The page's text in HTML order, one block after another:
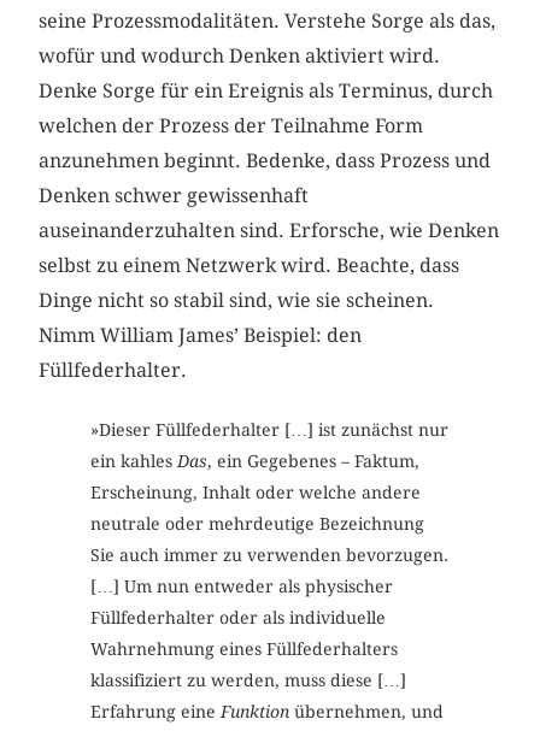
seine Prozessmodalitäten. Verstehe Sorge als das,
wofür und wodurch Denken aktiviert wird.
Denke Sorge für ein Ereignis als Terminus, durch
welchen der Prozess der Teilnahme Form
anzunehmen beginnt. Bedenke, dass Prozess und
Denken schwer gewissenhaft
auseinanderzuhalten sind. Erforsche, wie Denken
selbst zu einem Netzwerk wird. Beachte, dass
Dinge nicht so stabil sind, wie sie scheinen.
Nimm William James’ Beispiel: den
Füllfederhalter.
»Dieser Füllfederhalter […] ist zunächst nur
ein kahles Das, ein Gegebenes – Faktum,
Erscheinung, Inhalt oder welche andere
neutrale oder mehrdeutige Bezeichnung
Sie auch immer zu verwenden bevorzugen.
[…] Um nun entweder als physischer
Füllfederhalter oder als individuelle
Wahrnehmung eines Füllfederhalters
klassifiziert zu werden, muss diese […]
Erfahrung eine Funktion übernehmen, und